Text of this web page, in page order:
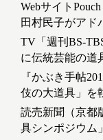
Webサイト
田村民子がアド
TV「週刊BS-
に伝統芸能の道
『かぶき手帖
伎の大道具」を
読売新聞（京都
具シンポジウム